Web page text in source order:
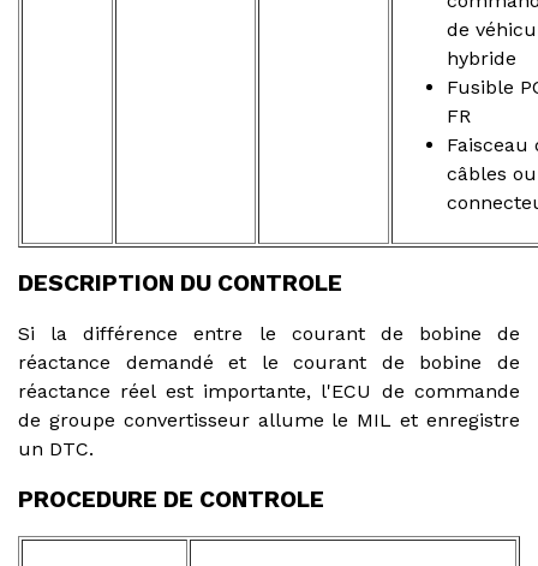
de
hybride
Fusible
FR
Faisceau
câbles ou
DESCRIPTION DU CONTROLE
Si la différence entre le courant de bobine de
réactance demandé et le courant de bobine de
réactance réel est importante, l'ECU de commande
de groupe convertisseur allume le MIL et enregistre
un DTC.
PROCEDURE DE CONTROLE